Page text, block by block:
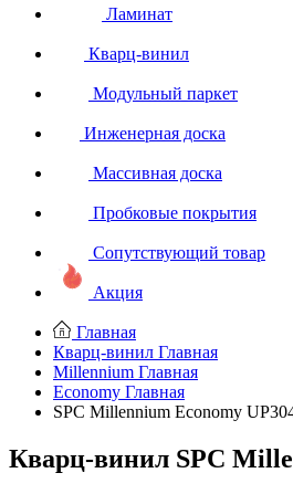
Ламинат
Кварц-винил
Модульный паркет
Инженерная доска
Массивная доска
Пробковые покрытия
Сопутствующий товар
Акция
Главная
Кварц-винил Главная
Millennium Главная
Economy Главная
SPC Millennium Economy
Кварц-винил SPC